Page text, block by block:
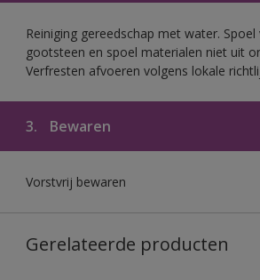
Reiniging gereedschap met water.
gootsteen en spoel materialen niet uit
Verfresten afvoeren volgens lokale
3. Bewaren
Vorstvrij bewaren
Gerelateerde producten